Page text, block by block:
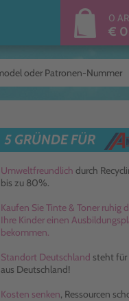
0
€
5 GRÜNDE FÜR
Umweltfreundlich durch
bis zu 80%.
Kaufen Sie Tinte & Toner ruhig
Ihre Kinder einen
bekommen.
Standort Deutschland steht
aus Deutschland!
Kosten senken, Ressourcen